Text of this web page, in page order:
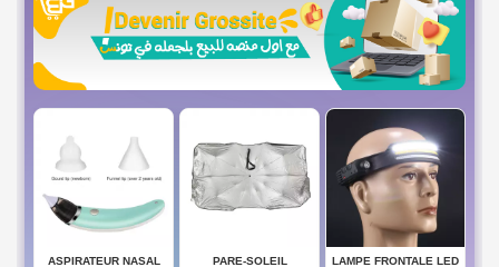
PARE-SOLEIL
LAMPE FRONTALE LED
SENSOR STREET LAMP